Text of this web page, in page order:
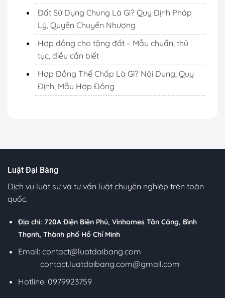
Đất Sử Dụng Chung Là Gì? Quy Định Pháp
Lý, Quyền Chuyển Nhượng
Hợp đồng cho tặng đất – Mẫu chuẩn, thủ
tục, điều cần biết
Hợp Đồng Thế Chấp Là Gì? Nội Dung, Quy
Định, Mẫu Hợp Đồng
Luật Đại Bàng
Dịch vụ luật sư và tư vấn luật chuyên nghiệp trên toàn
quốc.
Địa chỉ: 720A Điện Biên Phủ, Vinhomes Tân Cảng, Bình
Thạnh, Thành phố Hồ Chí Minh
Email: contact@luatdaibang.com
contact.luatdaibang.com@gmail.com
Hotline: 0979923759